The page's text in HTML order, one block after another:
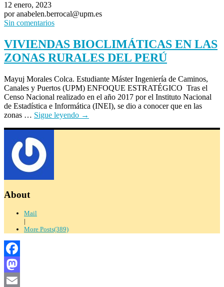
12 enero, 2023
por anabelen.berrocal@upm.es
Sin comentarios
VIVIENDAS BIOCLIMÁTICAS EN LAS
ZONAS RURALES DEL PERÚ
Mayuj Morales Colca. Estudiante Máster Ingeniería de Caminos,
Canales y Puertos (UPM) ENFOQUE ESTRATÉGICO Tras el
Censo Nacional realizado en el año 2017 por el Instituto Nacional
de Estadística e Informática (INEI), se dio a conocer que en las
zonas … Sigue leyendo →
About
Mail
|
More Posts(389)
Facebook
Mastodon